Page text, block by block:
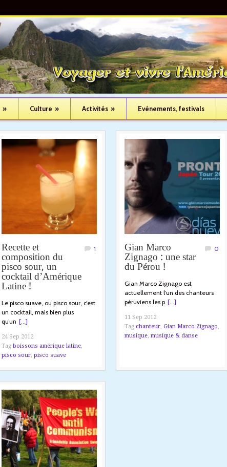
» Culture » Activités » Evénements, festivals
Recette et
composition du
pisco sour, un
cocktail d’Amérique
Latine !
1
Le pisco suave, ou pisco sour, c’est
un cocktail, mais bien plus
qu’un [...]
24 Sep 2012
Tag boissons amérique latine,
pisco sour, pisco suave
Gian Marco
Zignago : une star
du Pérou !
0
Gian Marco Zignago est
actuellement l’un des chanteurs
péruviens les p [...]
11 Sep 2012
Tag chanteur, Gian Marco Zignago,
musique, musique & danse